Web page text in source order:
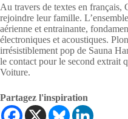
Au travers de textes en français,
rejoindre leur famille.
aérienne et entrainante,
électroniques et acoustiques.
irrésistiblement pop de Sauna
le contact pour le second extrait
Voiture.
Partagez l'inspiration